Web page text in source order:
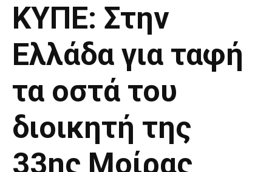
ΚΥΠΕ: Στην
Ελλάδα για ταφή
τα οστά του
διοικητή της
33ης Μοίρας